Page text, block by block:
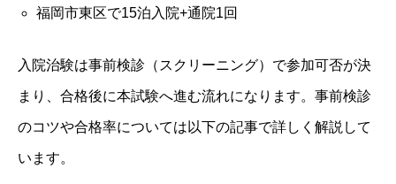
福岡市東区で15泊入院+通院1回
入院治験は事前検診（スクリーニング）で参加可否が決
まり、合格後に本試験へ進む流れになります。事前検診
のコツや合格率については以下の記事で詳しく解説して
います。